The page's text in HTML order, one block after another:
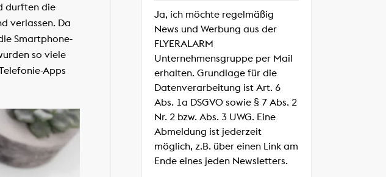
durften die
verlassen. Da
Smartphone-
so viele
Apps
Ja, ich möchte regelmäßig
News und Werbung aus der
FLYERALARM
Unternehmensgruppe per Mail
erhalten. Grundlage für die
Datenverarbeitung ist Art. 6
Abs. 1a DSGVO sowie § 7 Abs. 2
Nr. 2 bzw. Abs. 3 UWG. Eine
Abmeldung ist jederzeit
möglich, z.B. über einen Link am
Ende eines jeden Newsletters.